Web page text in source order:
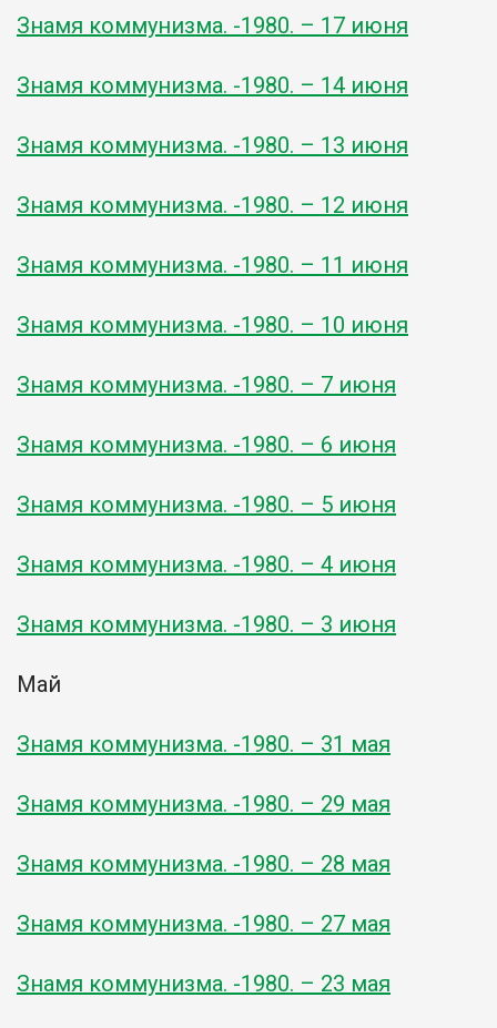
Знамя коммунизма. -1980. – 17 июня
Знамя коммунизма. -1980. – 14 июня
Знамя коммунизма. -1980. – 13 июня
Знамя коммунизма. -1980. – 12 июня
Знамя коммунизма. -1980. – 11 июня
Знамя коммунизма. -1980. – 10 июня
Знамя коммунизма. -1980. – 7 июня
Знамя коммунизма. -1980. – 6 июня
Знамя коммунизма. -1980. – 5 июня
Знамя коммунизма. -1980. – 4 июня
Знамя коммунизма. -1980. – 3 июня
Май
Знамя коммунизма. -1980. – 31 мая
Знамя коммунизма. -1980. – 29 мая
Знамя коммунизма. -1980. – 28 мая
Знамя коммунизма. -1980. – 27 мая
Знамя коммунизма. -1980. – 23 мая